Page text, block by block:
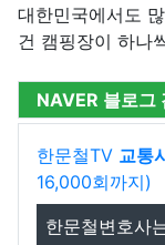
대한민국에서도
건 캠핑장이 하나
NAVER 블로그
한문철TV 교통
16,000회까지)
한문철변호사